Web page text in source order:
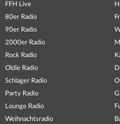
FFH Live
80er Radio
90er Radio
2000er Radio
Rock Radio
Oldie Radio
Schlager Radio
Party Radio
Lounge Radio
Weihnachtsradio